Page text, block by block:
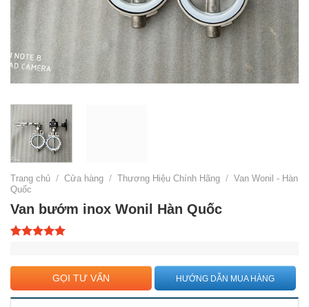
Trang chủ / Cửa hàng / Thương Hiệu Chính Hãng / Van Wonil - Hàn
Quốc
Van bướm inox Wonil Hàn Quốc
đánh giá
GỌI TƯ VẤN
HƯỚNG DẪN MUA HÀNG